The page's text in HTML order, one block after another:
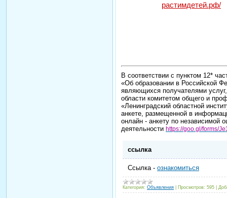
растимдетей.рф/
В соответствии с пунктом 12*
«Об образовании в Российской
являющихся получателями
области комитетом общего и
«Ленинградский областной
анкете, размещенной в
онлайн - анкету по независимой
деятельности https://goo.gl/forms/
ссылка
Ссылка - ознакомиться
Категория: Объявления Просмотров: 595